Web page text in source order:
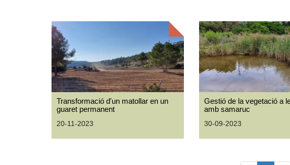
Transformació d'un matollar en un
guaret permanent
20-11-2023
Gestió de la vegetació a
amb samaruc
30-09-2023